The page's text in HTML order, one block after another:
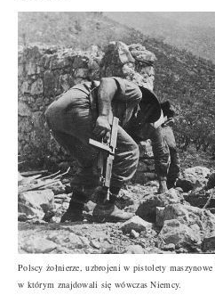
Polscy żołnierze, uzbrojeni w pistolety
w którym znajdowali się wówczas Niemcy.